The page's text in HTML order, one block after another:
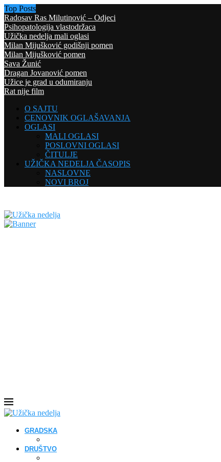
Top Posts
Radosav Ras Milutinović – Odjeci
Psihopatologija vlastodržaca
Užička nedelja mali oglasi
Milan Mijušković godišnji pomen
Milan Mijušković pomen
Sava Žunić
Dragan Jovanović pomen
Užice je grad u odumiranju
Rat nije film
O SAJTU
CENOVNIK OGLAŠAVANJA
OGLASI
MALI OGLASI
POSLOVNI OGLASI
ČITULJE
UŽIČKA NEDELJA ČASOPIS
NASLOVNE
NOVI BROJ
GRADSKA
DRUŠTVO